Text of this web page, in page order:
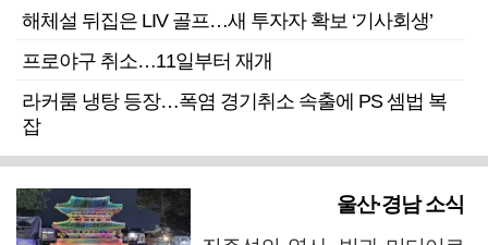
해체설 뒤집은 LIV 골프…새 투자자 확보 ‘기사회생’
프로야구 취소…11일부터 재개
라커룸 냉탕 등장…폭염 경기취소 속출에 PS 셈법 복
잡
울산·경남 소식